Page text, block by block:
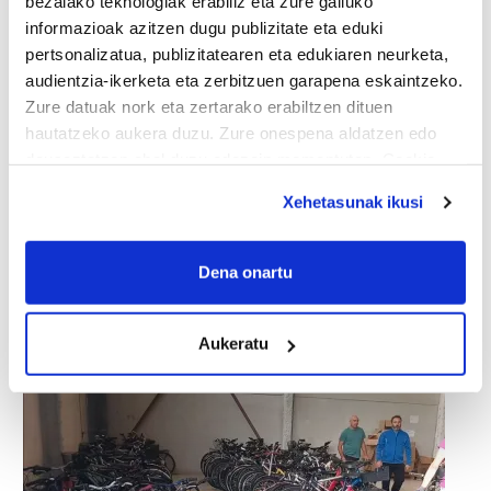
informazioak azitzen dugu publizitate eta eduki
pertsonalizatua, publizitatearen eta edukiaren neurketa,
audientzia-ikerketa eta zerbitzuen garapena eskaintzeko.
Zure datuak nork eta zertarako erabiltzen dituen
hautatzeko aukera duzu. Zure onespena aldatzen edo
If you allow, we would also like to:
Collect information about your geographical
Identify your device by actively scanning it for
specific characteristics (fingerprinting)
Find out more about how your personal data is processed
and set your preferences in the
details section.
Guk eta gure bazkideek zure datu pertsonalak
Xehetasunak ikusi
Dena onartu
Aukeratu